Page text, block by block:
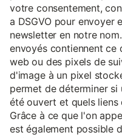
votre consentement,
a DSGVO pour envoyer
newsletter en notre
envoyés contiennent ce
web ou des pixels de
d'image à un pixel
permet de déterminer si
été ouvert et quels liens
Grâce à ce que l'on
est également possible